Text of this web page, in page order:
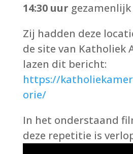
14:30 uur
Zij hadden deze
de site van Katholiek
lazen dit bericht:
https://
orie/
In het onderstaand
deze repetitie is